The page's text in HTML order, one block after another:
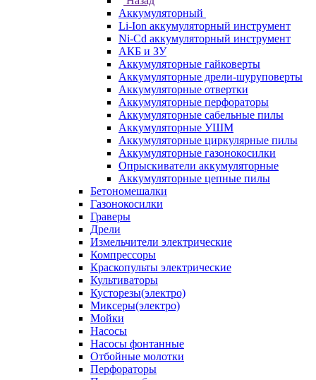
Аккумуляторный
Li-Ion аккумуляторный инструмент
Ni-Cd аккумуляторный инструмент
АКБ и ЗУ
Аккумуляторные гайковерты
Аккумуляторные дрели-шуруповерты
Аккумуляторные отвертки
Аккумуляторные перфораторы
Аккумуляторные сабельные пилы
Аккумуляторные УШМ
Аккумуляторные циркулярные пилы
Аккумуляторные газонокосилки
Опрыскиватели аккумуляторные
Аккумуляторные цепные пилы
Бетономешалки
Газонокосилки
Граверы
Дрели
Измельчители электрические
Компрессоры
Краскопульты электрические
Культиваторы
Кусторезы(электро)
Миксеры(электро)
Мойки
Насосы
Насосы фонтанные
Отбойные молотки
Перфораторы